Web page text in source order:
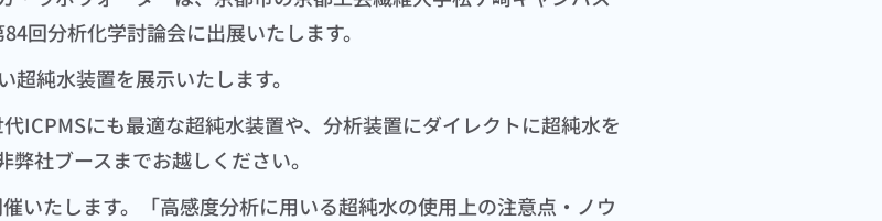
回分析化学討論会に出展いたします。
純水装置を展示いたします。
ICPMSにも最適な超純水装置や、分析装置にダイレクトに超純水を
社ブースまでお越しください。
いたします。「高感度分析に用いる超純水の使用上の注意点・ノウ